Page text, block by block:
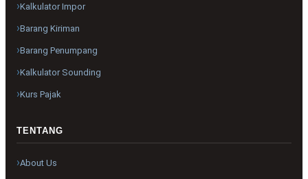
Kalkulator Impor
Barang Kiriman
Barang Penumpang
Kalkulator Sounding
Kurs Pajak
TENTANG
About Us